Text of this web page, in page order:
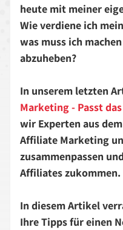
heute mit meiner
Wie verdiene ich
was muss ich
abzuheben?
In unserem letzten
Marketing - Passt
wir Experten aus
Affiliate Marketing
zusammenpassen
Affiliates zukommen.
In diesem Artikel
Ihre Tipps für einen